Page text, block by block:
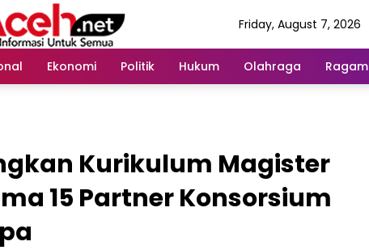
Friday, August 7, 2026
Ekonomi Politik Hukum Olahraga Ragam
Kurikulum Magister
15 Partner Konsorsium